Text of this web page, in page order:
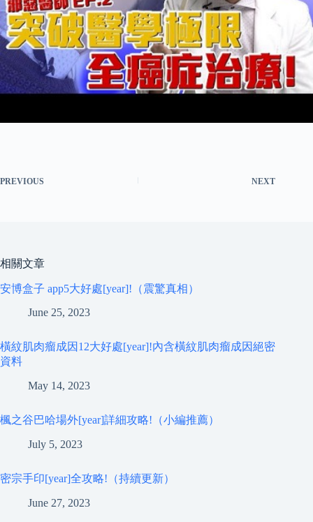
PREVIOUS NEXT
相關文章
安博盒子 app5大好處[year]!（震驚真相）
June 25, 2023
橫紋肌肉瘤成因12大好處[year]!內含橫紋肌肉瘤成因絕密
資料
May 14, 2023
楓之谷巴哈場外[year]詳細攻略!（小編推薦）
July 5, 2023
密宗手印[year]全攻略!（持續更新）
June 27, 2023